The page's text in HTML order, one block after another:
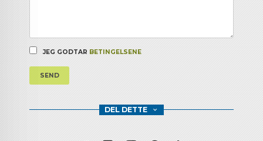
JEG GODTARBETINGELSENE
SEND
DEL DETTE